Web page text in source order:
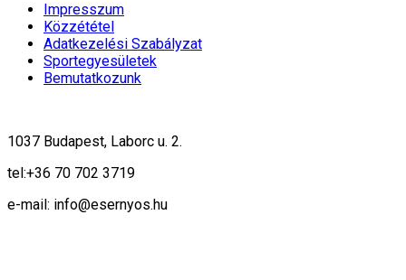
Impresszum
Közzététel
Adatkezelési Szabályzat
Sportegyesületek
Bemutatkozunk
1037 Budapest, Laborc u. 2.
tel:+36 70 702 3719
e-mail: info@esernyos.hu